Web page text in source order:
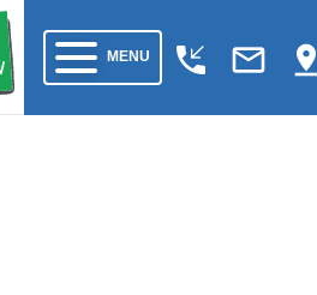
MENU phone_callback mail_outline pin_drop